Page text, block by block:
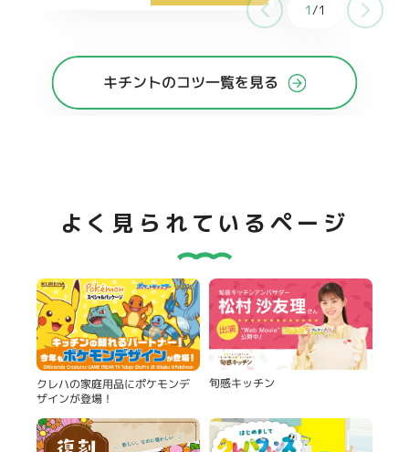
1/1
キチントのコツ一覧を見る
よく見られているページ
クレハの家庭用品にポケモンデ
ザインが登場！
旬感キッチン